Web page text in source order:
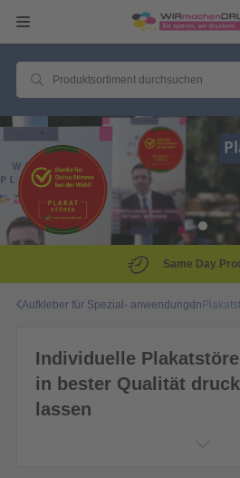
Same Day
Aufkleber für Spezial- anwendungen
Individuelle
in bester Qualität
lassen